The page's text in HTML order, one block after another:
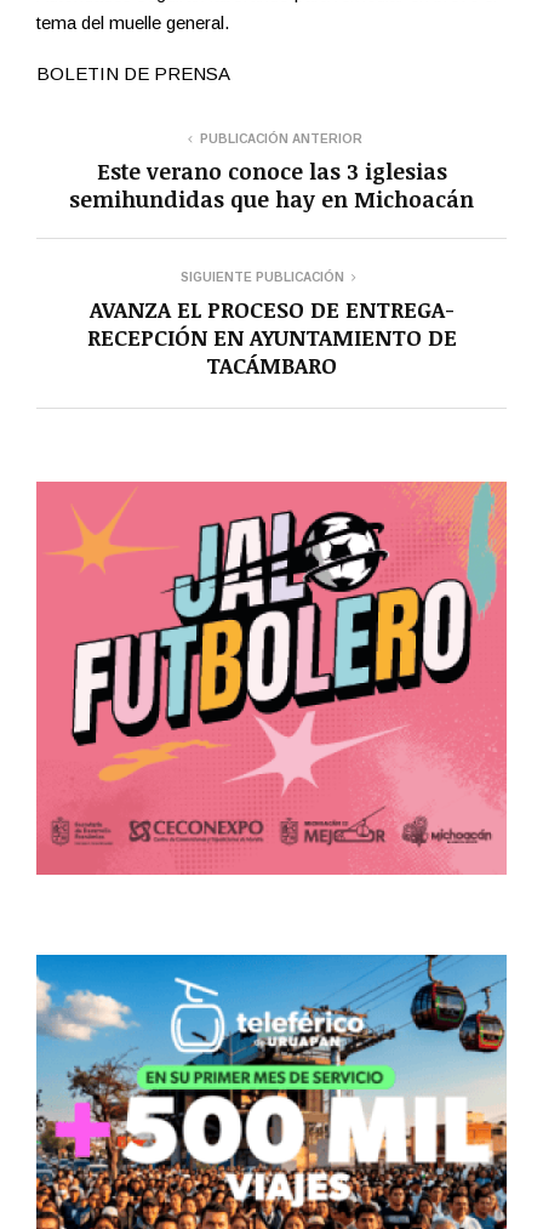
tema del muelle general.
BOLETIN DE PRENSA
PUBLICACIÓN ANTERIOR
Este verano conoce las 3 iglesias
semihundidas que hay en Michoacán
SIGUIENTE PUBLICACIÓN
AVANZA EL PROCESO DE ENTREGA-
RECEPCIÓN EN AYUNTAMIENTO DE
TACÁMBARO